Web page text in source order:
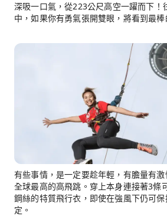
深吸一口氣，從223公尺高空一躍而下！
中，如果你有勇氣張開雙眼，將看到最
有些事情，是一定要趁年輕，有膽量有
全球最高的高飛跳。穿上本身連接著3條
鋼絲的特質飛行衣，即使在強風下仍可
定。